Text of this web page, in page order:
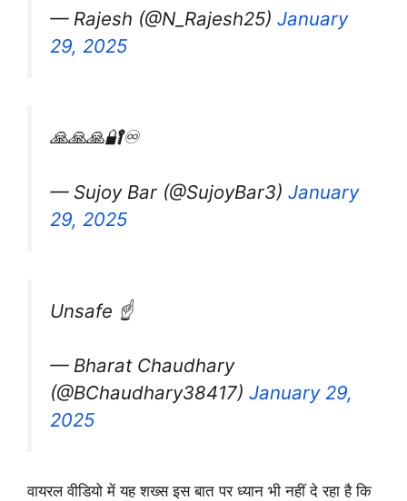
— Rajesh (@N_Rajesh25) January
29, 2025
🙏🙏🙏🔐♾️
— Sujoy Bar (@SujoyBar3) January
29, 2025
Unsafe ☝
— Bharat Chaudhary
(@BChaudhary38417) January 29,
2025
वायरल वीडियो में यह शख्स इस बात पर ध्यान भी नहीं दे रहा है कि